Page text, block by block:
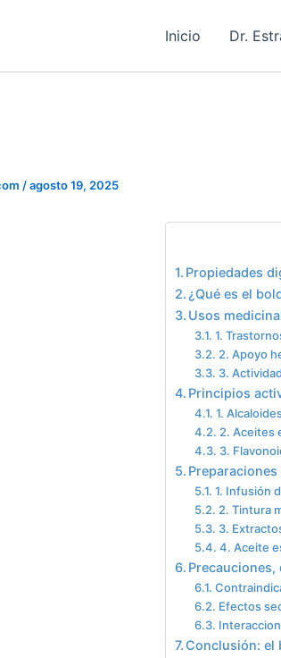
Inicio Dr.
/agosto 19, 2025
Propiedades
¿Qué es el
Usos
1.
2. Apoyo
3.
Principios
1.
2. Aceites
3.
1. Infusión
2. Tintura
3.
4. Aceite
Efectos
Conclusión: el